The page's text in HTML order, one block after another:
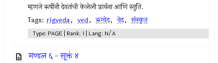
म्हणजे ऋषींनी देवतांची केलेली प्रार्थना आणि स्तुति.
Tags: rigveda, ved, ऋग्वेद, वेद, संस्कृत
Type: PAGE | Rank: 1 | Lang: N/A
मण्डल ६ - सूक्तं ४